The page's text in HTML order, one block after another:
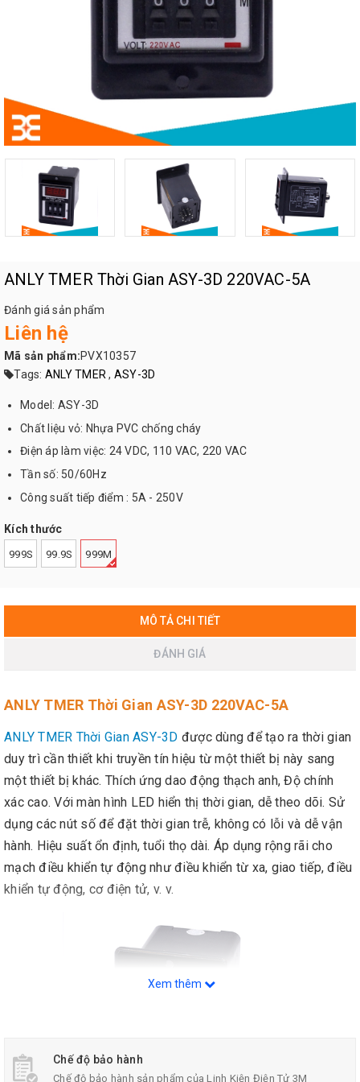
ANLY TMER Thời Gian ASY-3D 220VAC-5A
Đánh giá sản phẩm
Liên hệ
Mã sản phẩm:PVX10357
Tags: ANLY TMER , ASY-3D
Model: ASY-3D
Chất liệu vỏ: Nhựa PVC chống cháy
Điện áp làm việc: 24 VDC, 110 VAC, 220 VAC
Tần số: 50/60Hz
Công suất tiếp điểm : 5A - 250V
Kích thước
999S 99.9S 999M
MÔ TẢ CHI TIẾT
ĐÁNH GIÁ
ANLY TMER Thời Gian ASY-3D 220VAC-5A
ANLY TMER Thời Gian ASY-3D được dùng để tạo ra thời gian
duy trì cần thiết khi truyền tín hiệu từ một thiết bị này sang
một thiết bị khác. Thích ứng dao động thạch anh, Độ chính
xác cao. Với màn hình LED hiển thị thời gian, dễ theo dõi. Sử
dụng các nút số để đặt thời gian trễ, không có lỗi và dễ vận
hành. Hiệu suất ổn định, tuổi thọ dài. Áp dụng rộng rãi cho
mạch điều khiển tự động như điều khiển từ xa, giao tiếp, điều
khiển tự động, cơ điện tử, v. v.
Xem thêm
Chế độ bảo hành
Chế độ bảo hành sản phẩm của Linh Kiện Điện Tử 3M